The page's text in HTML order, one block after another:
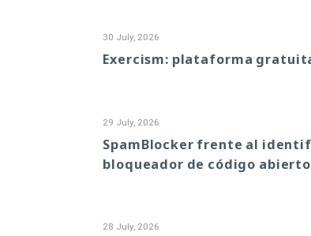
30 July, 2026
Exercism: plataforma
29 July, 2026
SpamBlocker frente al
bloqueador de código
28 July, 2026